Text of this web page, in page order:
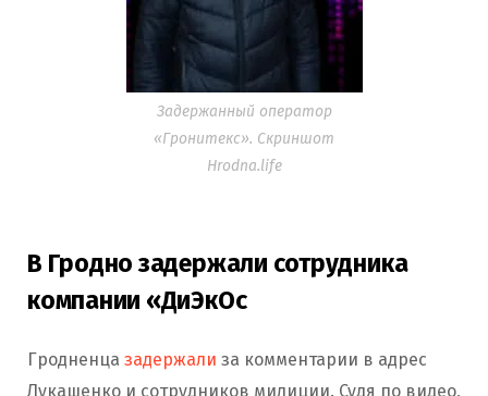
Задержанный оператор
«Гронитекс». Скриншот
Hrodna.life
В Гродно задержали сотрудника
компании «ДиЭкОс
Гродненца задержали за комментарии в адрес
Лукашенко и сотрудников милиции. Судя по видео,